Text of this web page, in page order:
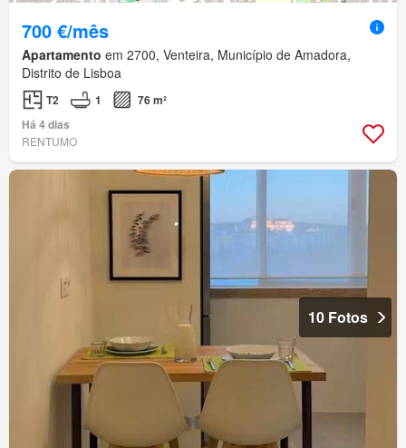
700 €/mês
Apartamento em 2700, Venteira, Município de Amadora,
Distrito de Lisboa
T2 1
76 m²
Há 4 dias
RENTUMO
10 Fotos